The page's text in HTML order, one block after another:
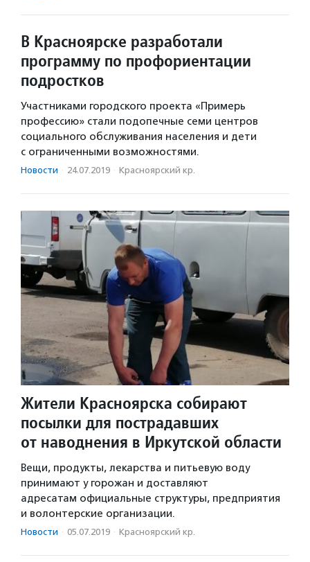
В Красноярске разработали
программу по профориентации
подростков
Участниками городского проекта «Примерь
профессию» стали подопечные семи центров
социального обслуживания населения и дети
с ограниченными возможностями.
Новости · 24.07.2019 · Красноярский кр.
Жители Красноярска собирают
посылки для пострадавших
от наводнения в Иркутской области
Вещи, продукты, лекарства и питьевую воду
принимают у горожан и доставляют
адресатам официальные структуры, предприятия
и волонтерские организации.
Новости · 05.07.2019 · Красноярский кр.